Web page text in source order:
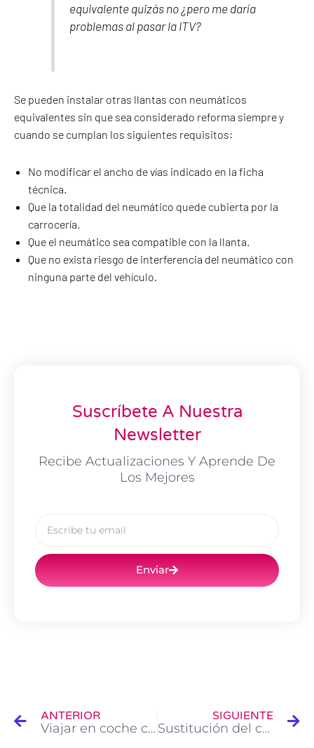
equivalente quizás no ¿pero me daría
problemas al pasar la ITV?
Se pueden instalar otras llantas con neumáticos
equivalentes sin que sea considerado reforma siempre y
cuando se cumplan los siguientes requisitos:
No modificar el ancho de vías indicado en la ficha
técnica.
Que la totalidad del neumático quede cubierta por la
carrocería.
Que el neumático sea compatible con la llanta.
Que no exista riesgo de interferencia del neumático con
ninguna parte del vehículo.
Suscríbete A Nuestra
Newsletter
Recibe Actualizaciones Y Aprende De
Los Mejores
Enviar
ANTERIOR
Viajar en coche con mascotas: legislación y recomendaciones de seguridad vial
SIGUIENTE
Sustitución del cuentakilómetros